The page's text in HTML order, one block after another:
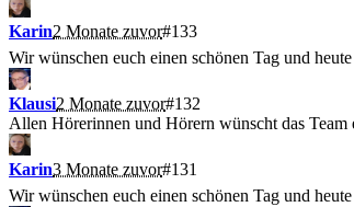
Karin2 Monate zuvor#133
Wir wünschen euch einen schönen Tag und
Klausi2 Monate zuvor#132
Allen Hörerinnen und Hörern wünscht das Team
Karin3 Monate zuvor#131
Wir wünschen euch einen schönen Tag und